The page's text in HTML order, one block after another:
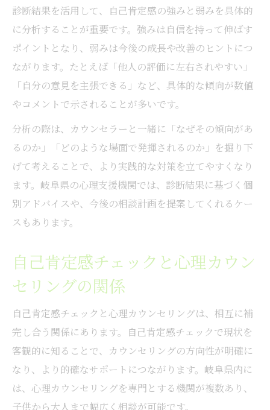
自分に合った心理カウンセラーの選び方
HSP傾向の方におすすめの自己肯定感支援
自己肯定感診断と心理支援の連携方法
診断結果を活用して、自己肯定感の強みと弱みを具体的
に分析することが重要です。強みは自信を持って伸ばす
ポイントとなり、弱みは今後の成長や改善のヒントにつ
ながります。たとえば「他人の評価に左右されやすい」
「自分の意見を主張できる」など、具体的な傾向が数値
やコメントで示されることが多いです。
分析の際は、カウンセラーと一緒に「なぜその傾向があ
るのか」「どのような場面で発揮されるのか」を掘り下
げて考えることで、より実践的な対策を立てやすくなり
ます。岐阜県の心理支援機関では、診断結果に基づく個
別アドバイスや、今後の相談計画を提案してくれるケー
スもあります。
自己肯定感チェックと心理カウン
セリングの関係
自己肯定感チェックと心理カウンセリングは、相互に補
完し合う関係にあります。自己肯定感チェックで現状を
客観的に知ることで、カウンセリングの方向性が明確に
なり、より的確なサポートにつながります。岐阜県内に
は、心理カウンセリングを専門とする機関が複数あり、
子供から大人まで幅広く相談が可能です。